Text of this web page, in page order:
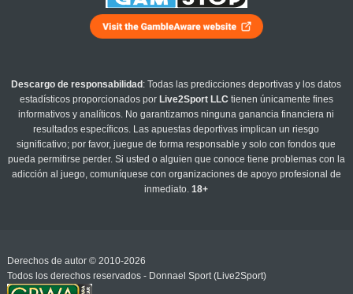
Descargo de responsabilidad : Todas las predicciones deportivas y los datos
estadísticos proporcionados por Live2Sport LLC tienen únicamente fines
informativos y analíticos. No garantizamos ninguna ganancia financiera ni
resultados específicos. Las apuestas deportivas implican un riesgo
significativo; por favor, juegue de forma responsable y solo con fondos que
pueda permitirse perder. Si usted o alguien que conoce tiene problemas con la
adicción al juego, comuníquese con organizaciones de apoyo profesional de
inmediato.18+
Derechos de autor © 2010-2026
Todos los derechos reservados - Donnael Sport (Live2Sport)